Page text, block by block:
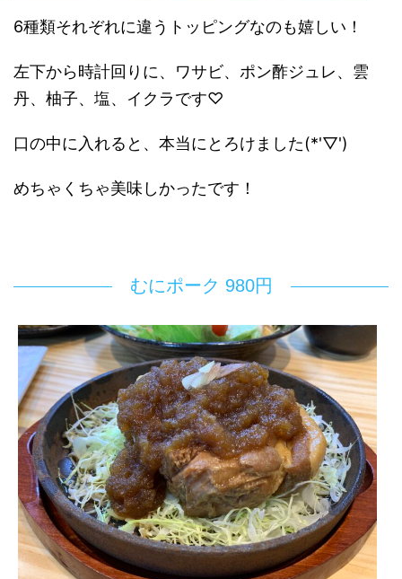
6種類それぞれに違うトッピングなのも嬉しい！
左下から時計回りに、ワサビ、ポン酢ジュレ、雲
丹、柚子、塩、イクラです♡
口の中に入れると、本当にとろけました(*'▽')
めちゃくちゃ美味しかったです！
むにポーク 980円